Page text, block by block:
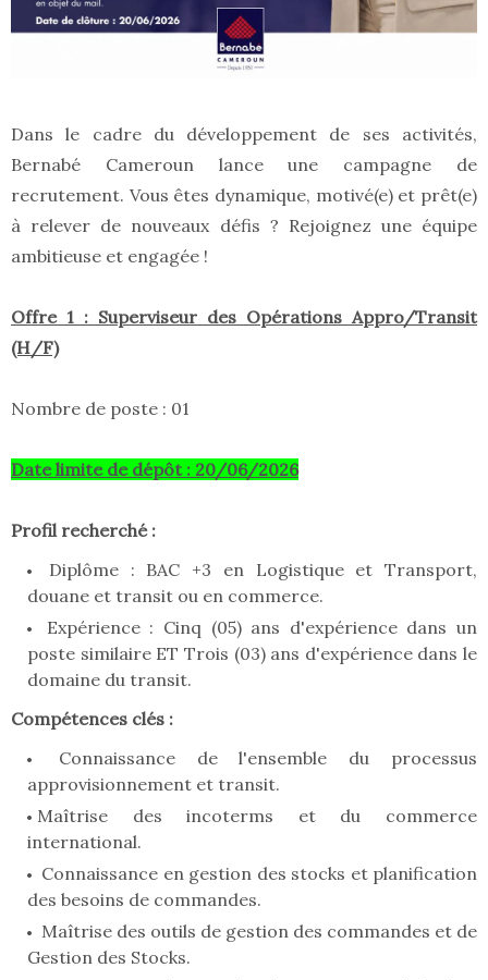
Dans le cadre du développement de ses activités,
Bernabé Cameroun lance une campagne de
recrutement. Vous êtes dynamique, motivé(e) et prêt(e)
à relever de nouveaux défis ? Rejoignez une équipe
ambitieuse et engagée !
Offre 1 : Superviseur des Opérations Appro/Transit
(H/F)
Nombre de poste : 01
Date limite de dépôt : 20/06/2026
Profil recherché :
Diplôme : BAC +3 en Logistique et Transport,
douane et transit ou en commerce.
Expérience : Cinq (05) ans d'expérience dans un
poste similaire ET Trois (03) ans d'expérience dans le
domaine du transit.
Compétences clés :
Connaissance de l'ensemble du processus
approvisionnement et transit.
Maîtrise des incoterms et du commerce
international.
Connaissance en gestion des stocks et planification
des besoins de commandes.
Maîtrise des outils de gestion des commandes et de
Gestion des Stocks.